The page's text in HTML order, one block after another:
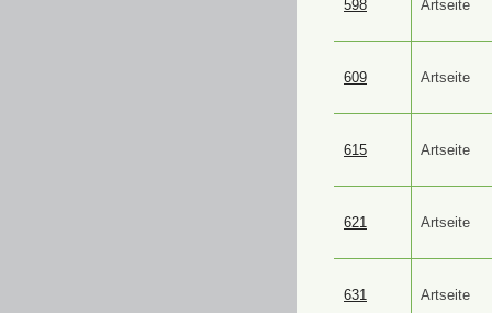
598 Artseite
609 Artseite
615 Artseite
621 Artseite
631 Artseite